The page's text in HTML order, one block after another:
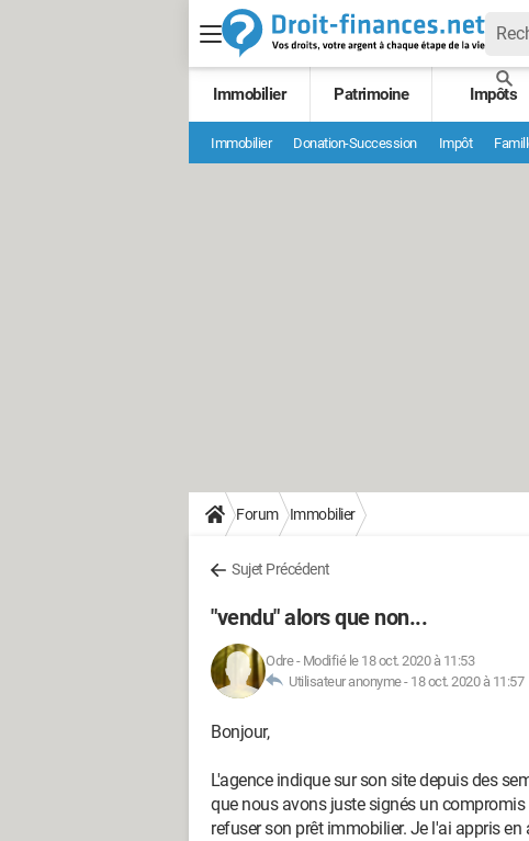
Immobilier Patrimoine Impôts
Immobilier Donation-Succession Impôt
Forum Immobilier
Sujet Précédent
"vendu" alors que non...
Odre- Modifié le 18 oct. 2020 à 11:53
Utilisateur anonyme - 18 oct. 2020 à 11:57
Bonjour,
L'agence indique sur son site depuis des
que nous avons juste signés un
refuser son prêt immobilier. Je l'ai appris